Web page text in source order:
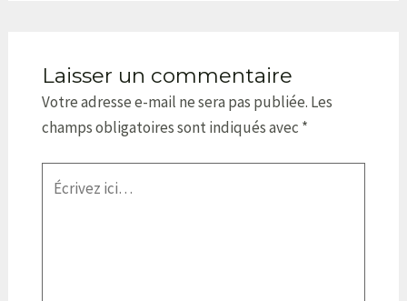
Laisser un commentaire
Votre adresse e-mail ne sera pas publiée. Les
champs obligatoires sont indiqués avec *
Écrivez
ici…